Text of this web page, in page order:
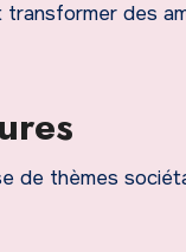
transformer des
de thèmes